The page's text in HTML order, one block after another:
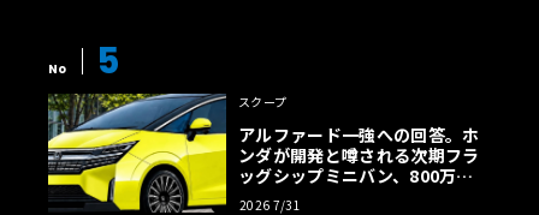
No 5
スクープ
アルファード一強への回答。ホ
ンダが開発と噂される次期フラ
ッグシップミニバン、800万円
超の勝算【予想CG】
2026 7/31